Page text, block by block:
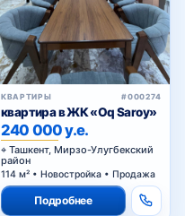
КВАРТИРЫ #000274
квартира в ЖК «Oq Saroy»
240 000 у.е.
Ташкент, Мирзо-Улугбекский
район
114 м² • Новостройка • Продажа
Подробнее